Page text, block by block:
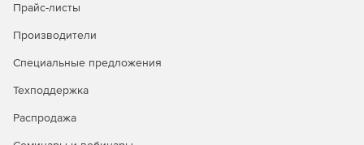
Прайс-листы
Производители
Специальные предложения
Техподдержка
Распродажа